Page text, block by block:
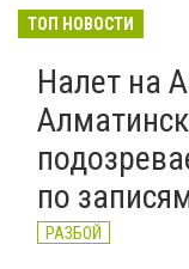
новый
4 августа
На
10:26
4 августа
ТОП НОВОСТИ
Налет на
по
РАЗБОЙ